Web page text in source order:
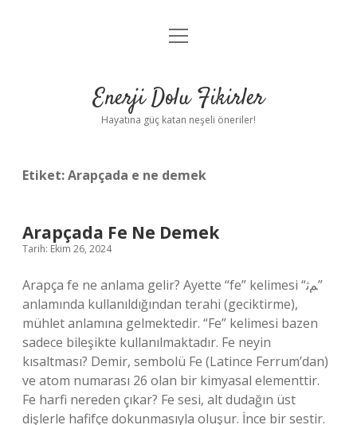
Anasayfa
Yasal Uyarı
menüyü
Enerji Dolu Fikirler
Hayatına güç katan neşeli öneriler!
Etiket:Arapçada e ne demek
Arapçada Fe Ne Demek
Tarih: Ekim 26, 2024
Arapça fe ne anlama gelir? Ayette “fe” kelimesi “ﻢﺛ”
anlamında kullanıldığından terahi (geciktirme),
mühlet anlamına gelmektedir. “Fe” kelimesi bazen
sadece bileşikte kullanılmaktadır. Fe neyin
kısaltması? Demir, sembolü Fe (Latince Ferrum’dan)
ve atom numarası 26 olan bir kimyasal elementtir.
Fe harfi nereden çıkar? Fe sesi, alt dudağın üst
dişlerle hafifçe dokunmasıyla oluşur. İnce bir sestir.